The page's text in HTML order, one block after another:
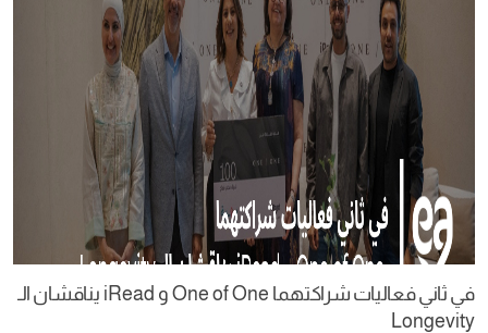
في ثاني فعاليات شراكتهما One of One و iRead يناقشان الـ
Longevity